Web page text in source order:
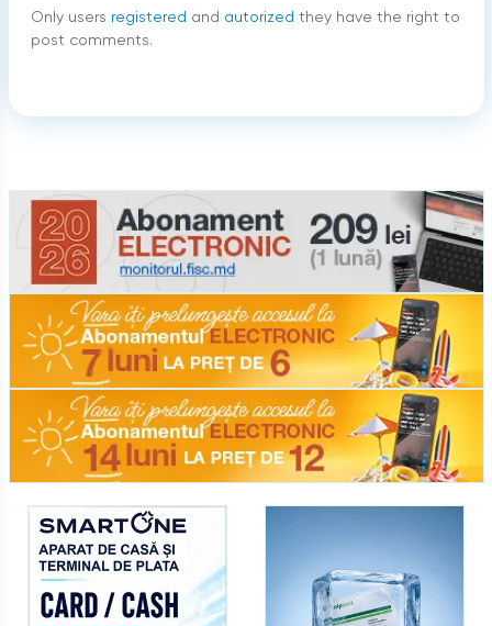
Only users registered and autorized they have the right to
post comments.